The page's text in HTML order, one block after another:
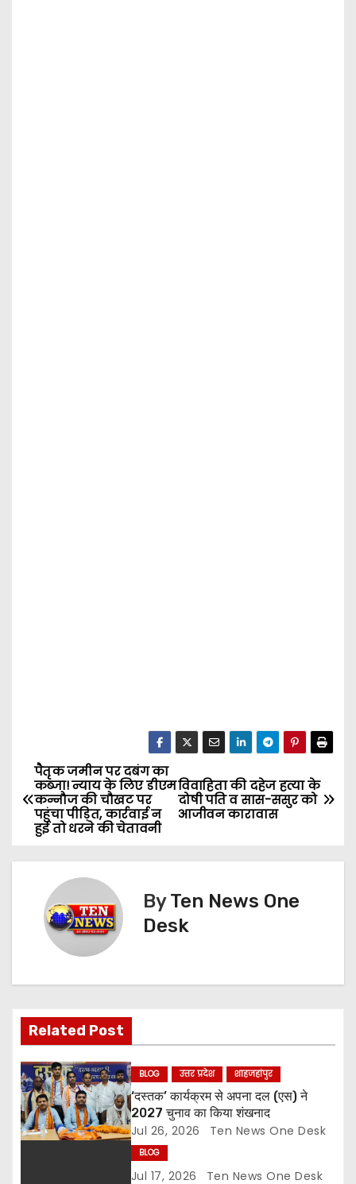
P
o
v
i
g
a
t
i
विवाहिता की दहेज हत्या के
दोषी पति व सास-ससुर को
आजीवन कारावास
पैतृक जमीन पर दबंग का
कब्जा! न्याय के लिए डीएम
कन्नौज की चौखट पर
पहुंचा पीड़ित, कार्रवाई न
हुई तो धरने की चेतावनी
ByTen News One
Desk
Related Post
BLOG उत्तर प्रदेश शाहजहांपुर
‘दस्तक’ कार्यक्रम से अपना दल (एस) ने
2027 चुनाव का किया शंखनाद
Jul 26, 2026 Ten News One Desk
BLOG
Jul 17, 2026 Ten News One Desk